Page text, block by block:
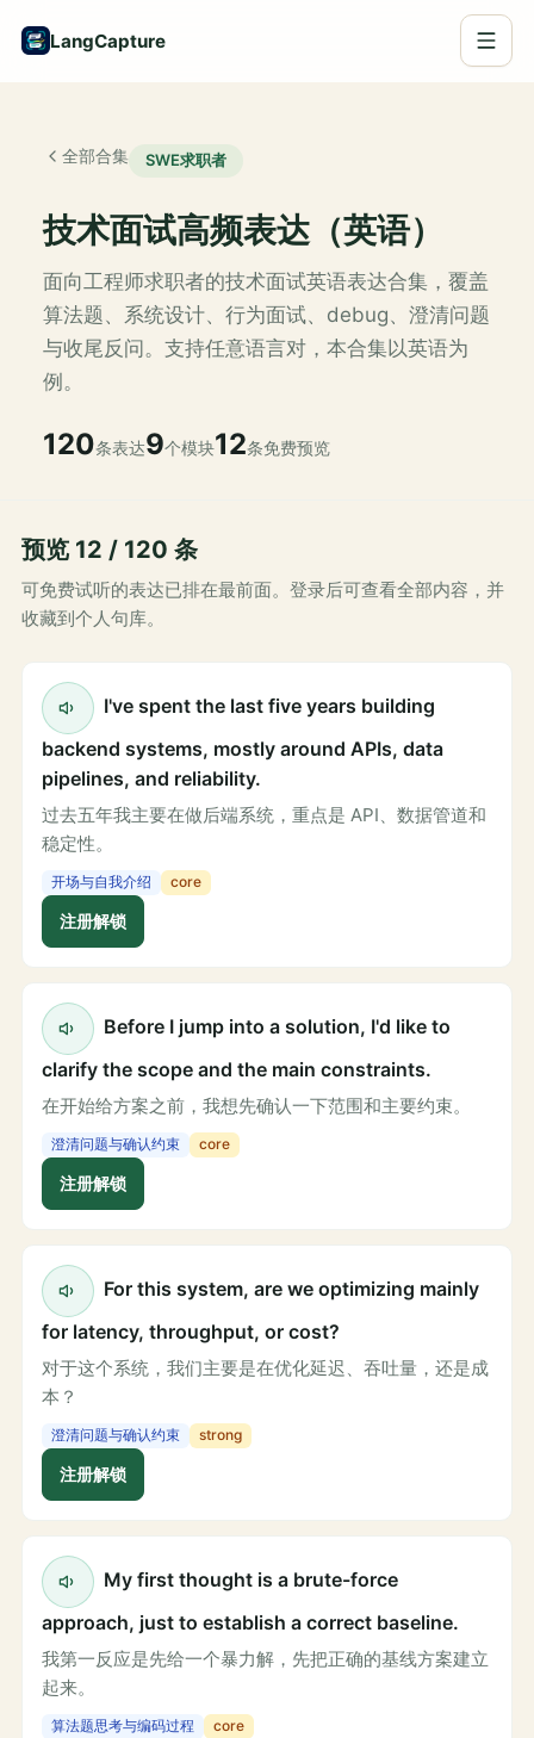
LangCapture
全部合集 SWE求职者
技术面试高频表达（英语）
面向工程师求职者的技术面试英语表达合集，覆盖
算法题、系统设计、行为面试、debug、澄清问题
与收尾反问。支持任意语言对，本合集以英语为
例。
120条表达9个模块12条免费预览
预览 12 / 120 条
可免费试听的表达已排在最前面。登录后可查看全部内容，并
收藏到个人句库。
I've spent the last five years building
backend systems, mostly around APIs, data
pipelines, and reliability.
过去五年我主要在做后端系统，重点是 API、数据管道和
稳定性。
开场与自我介绍 core
注册解锁
Before I jump into a solution, I'd like to
clarify the scope and the main constraints.
在开始给方案之前，我想先确认一下范围和主要约束。
澄清问题与确认约束 core
注册解锁
For this system, are we optimizing mainly
for latency, throughput, or cost?
对于这个系统，我们主要是在优化延迟、吞吐量，还是成
本？
澄清问题与确认约束 strong
注册解锁
My first thought is a brute-force
approach, just to establish a correct baseline.
我第一反应是先给一个暴力解，先把正确的基线方案建立
起来。
算法题思考与编码过程 core